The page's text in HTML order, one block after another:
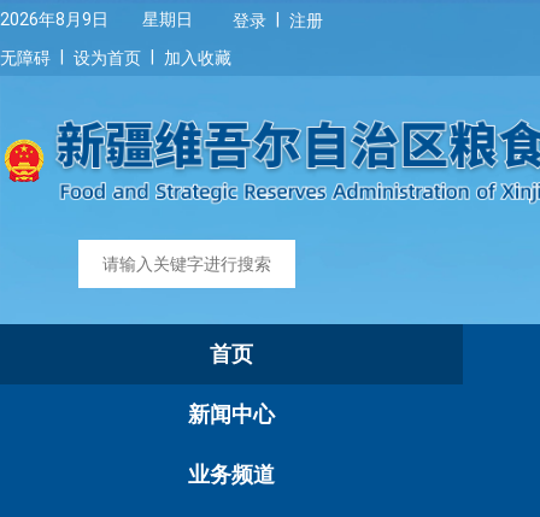
2026年8月9日 星期日 登录
注册
无障碍
设为首页 加入收藏
首页
新闻中心
业务频道